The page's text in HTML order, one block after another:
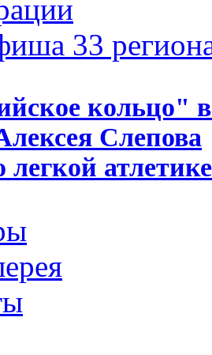
33
кольцо"
Слепова
легкой